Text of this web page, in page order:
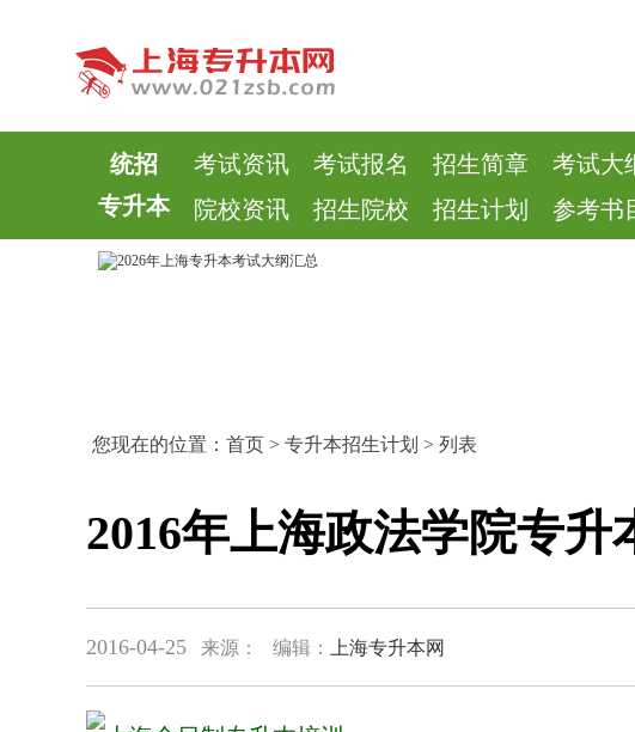
统招
专升本
考试资讯 考试报名 招生简章 考试大
院校资讯
招生院校 招生计划 参考书
您现在的位置： 首页 > 专升本招生计划 > 列表
2016年上海政法学院专
2016-04-25 来源： 编辑： 上海专升本网